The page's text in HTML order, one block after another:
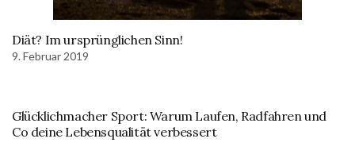
Diät? Im ursprünglichen Sinn!
9. Februar 2019
Glücklichmacher Sport: Warum Laufen, Radfahren und
Co deine Lebensqualität verbessert